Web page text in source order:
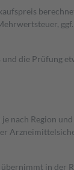
die Prüfung
nach Region
in der